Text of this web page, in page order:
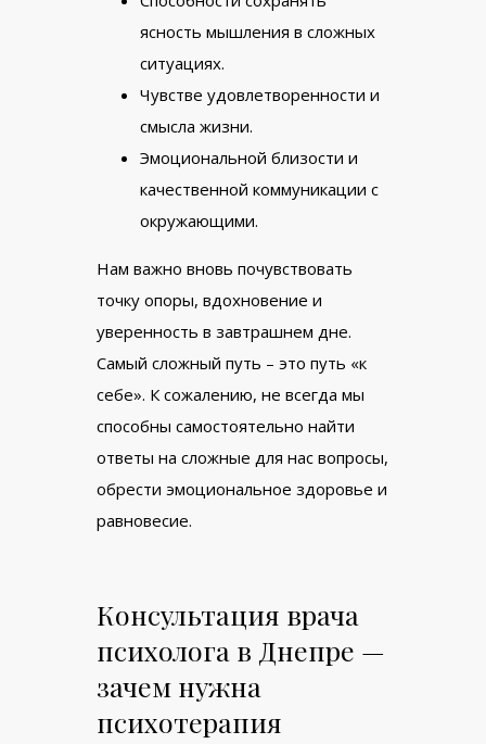
ясность мышления в сложных
ситуациях.
Чувстве удовлетворенности и
смысла жизни.
Эмоциональной близости и
качественной коммуникации с
окружающими.
Нам важно вновь почувствовать
точку опоры, вдохновение и
уверенность в завтрашнем дне.
Самый сложный путь – это путь «к
себе». К сожалению, не всегда мы
способны самостоятельно найти
ответы на сложные для нас вопросы,
обрести эмоциональное здоровье и
равновесие.
Консультация врача
психолога в Днепре —
зачем нужна
психотерапия